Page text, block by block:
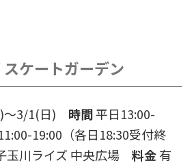
ケートガーデン
〜3/1(日) 時間平日13:00-
19:00（各日18:30受付終
玉川ライズ 中央広場 料金有